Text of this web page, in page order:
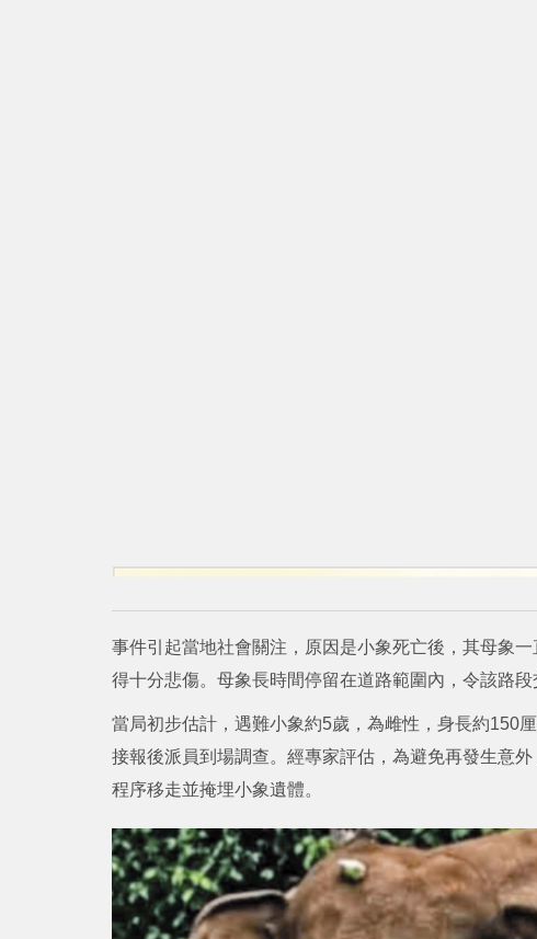
事件引起當地社會關注，原因是小象死亡後，其母象
得十分悲傷。母象長時間停留在道路範圍內，令該路段
當局初步估計，遇難小象約5歲，為雌性，身長約150
接報後派員到場調查。經專家評估，為避免再發生意
程序移走並掩埋小象遺體。